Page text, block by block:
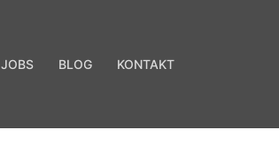
JOBS BLOG KONTAKT